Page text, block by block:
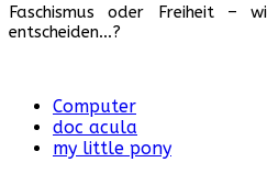
Faschismus oder Freiheit –
entscheiden…?
Computer
doc acula
my little pony